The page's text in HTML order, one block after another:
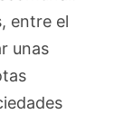
entre el
unas